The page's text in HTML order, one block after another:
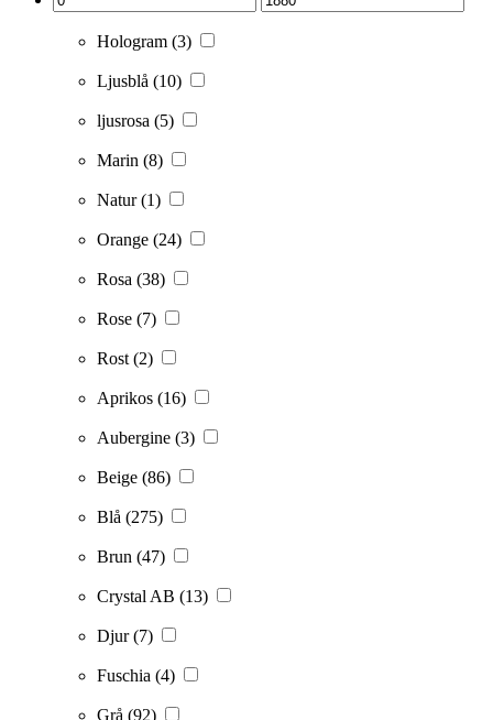
Hologram (3)
Ljusblå (10)
ljusrosa (5)
Marin (8)
Natur(1)
Orange (24)
Rosa (38)
Rose (7)
Rost (2)
Aprikos (16)
Aubergine (3)
Beige (86)
Blå (275)
Brun (47)
Crystal AB (13)
Djur(7)
Fuschia (4)
Grå (92)